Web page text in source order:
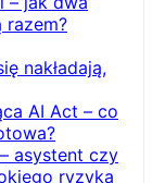
razem?
nakładają,
AI Act – co
asystent czy
ryzyka